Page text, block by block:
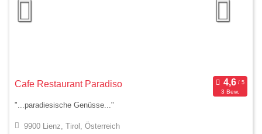
Cafe Restaurant Paradiso
3 Bew.
"...paradiesische Genüsse..."
9900 Lienz, Tirol, Österreich